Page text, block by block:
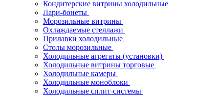
Кондитерские витрины холодильные
Лари-бонеты
Морозильные витрины
Охлаждаемые стеллажи
Прилавки холодильные
Столы морозильные
Холодильные агрегаты (установки)
Холодильные витрины торговые
Холодильные камеры
Холодильные моноблоки
Холодильные сплит-системы